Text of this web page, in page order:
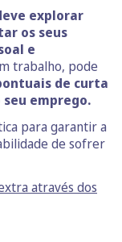
explorar
os seus
e
trabalho, pode
de curta
emprego.
para garantir a
de sofrer
através dos